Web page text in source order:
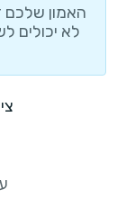
האמון שלכם
לא יכולים